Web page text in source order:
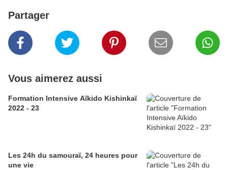
Partager
Vous aimerez aussi
Formation Intensive Aïkido Kishinkaï
2022 - 23
Les 24h du samouraï, 24 heures pour
une vie